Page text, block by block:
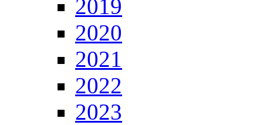
2019
2020
2021
2022
2023